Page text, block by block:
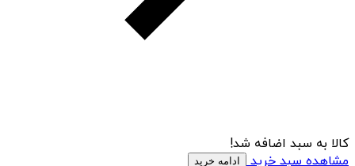
کالا به سبد اضافه شد!
مشاهده سبد خرید
ادامه خرید